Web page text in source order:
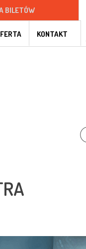
BILETÓW
KONTAKT